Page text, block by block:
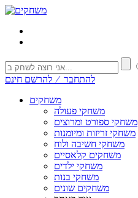
להתחבר ⁄ להרשם חינם
משחקים
משחקי פעולה
משחקי ספורט ומרוצים
משחקי זריזות ומיומנות
משחקי חשיבה ולוח
משחקים קלאסיים
משחקי ילדים
משחקי בנות
משחקים שונים